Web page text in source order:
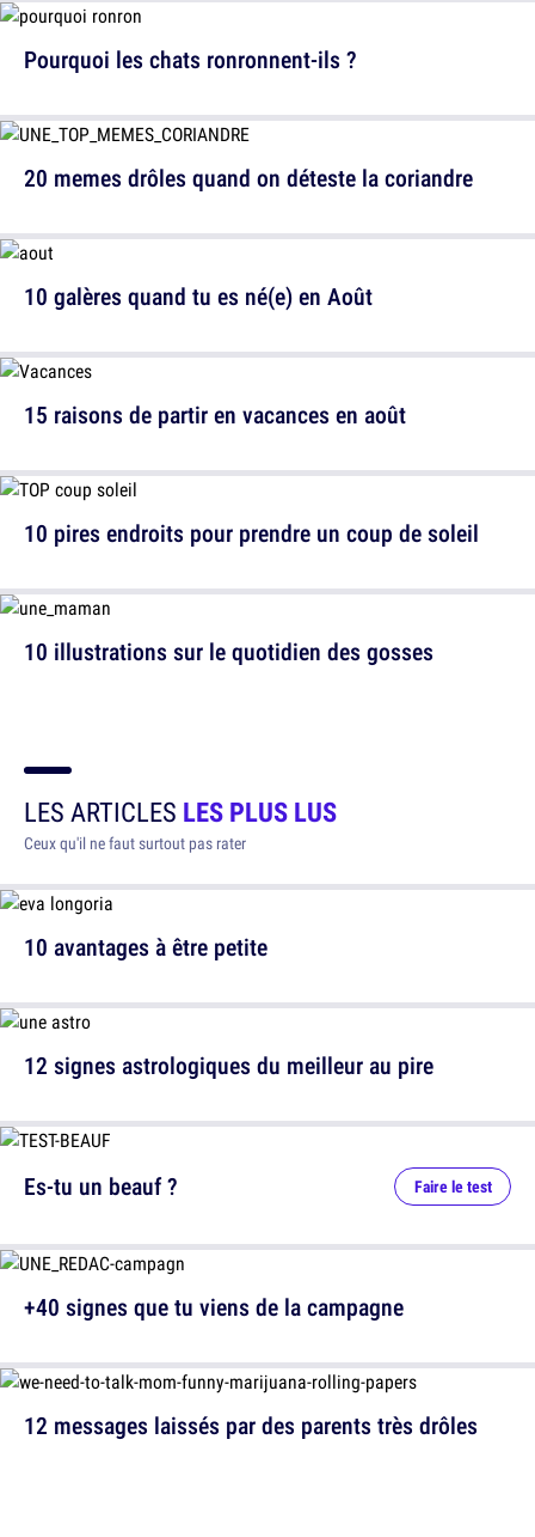
Pourquoi les chats ronronnent-ils ?
10 galères quand tu es né(e) en Août
10 pires endroits pour prendre un coup de soleil
20 memes drôles quand on déteste la coriandre
15 raisons de partir en vacances en août
10 illustrations sur le quotidien des gosses
LES ARTICLES LES PLUS LUS
Ceux qu'il ne faut surtout pas rater
10 avantages à être petite
12 signes astrologiques du meilleur au pire
12 messages laissés par des parents très drôles
Es-tu un beauf ? Faire le test
+40 signes que tu viens de la campagne